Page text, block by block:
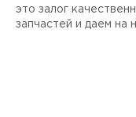
это залог
запчастей и даем на